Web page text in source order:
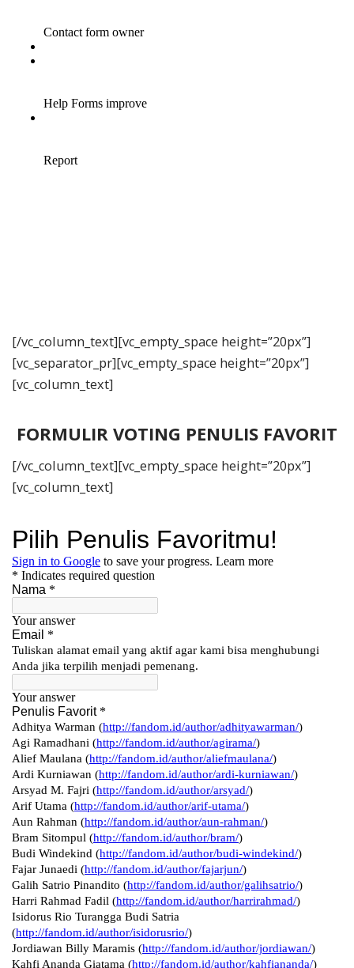
[/vc_column_text][vc_empty_space height=”20px”]
[vc_separator_pr][vc_empty_space height=”20px”]
[vc_column_text]
FORMULIR VOTING PENULIS FAVORIT
[/vc_column_text][vc_empty_space height=”20px”]
[vc_column_text]